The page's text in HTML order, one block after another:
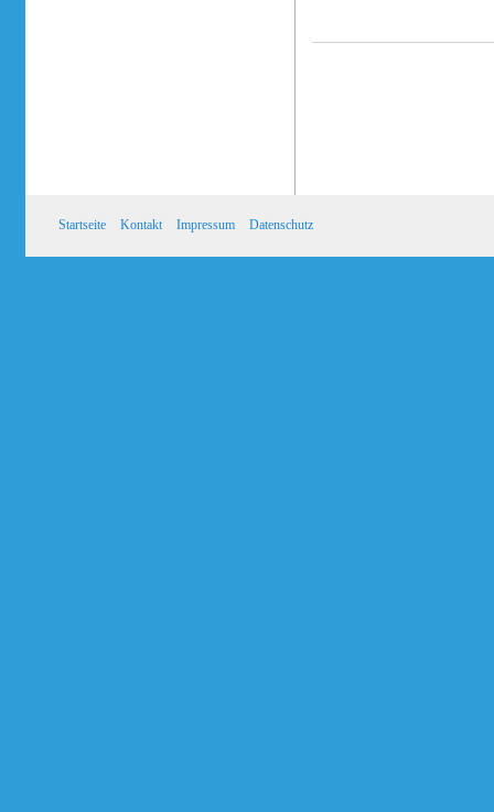
Startseite Kontakt Impressum Datenschutz